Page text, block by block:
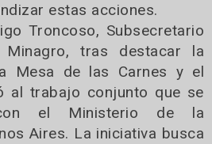
estas acciones.
Troncoso, Subsecretario
Minagro, tras destacar la
Mesa de las Carnes y el
al trabajo conjunto que se
el Ministerio de la
Aires. La iniciativa busca